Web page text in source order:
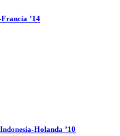
’14
Holanda ’10